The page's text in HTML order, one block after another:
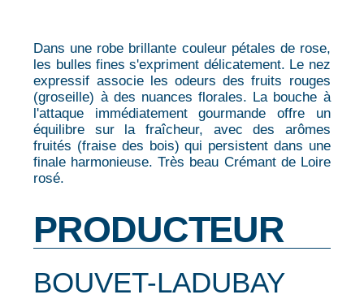
Dans une robe brillante couleur pétales de rose,
les bulles fines s'expriment délicatement. Le nez
expressif associe les odeurs des fruits rouges
(groseille) à des nuances florales. La bouche à
l'attaque immédiatement gourmande offre un
équilibre sur la fraîcheur, avec des arômes
fruités (fraise des bois) qui persistent dans une
finale harmonieuse. Très beau Crémant de Loire
rosé.
PRODUCTEUR
BOUVET-LADUBAY